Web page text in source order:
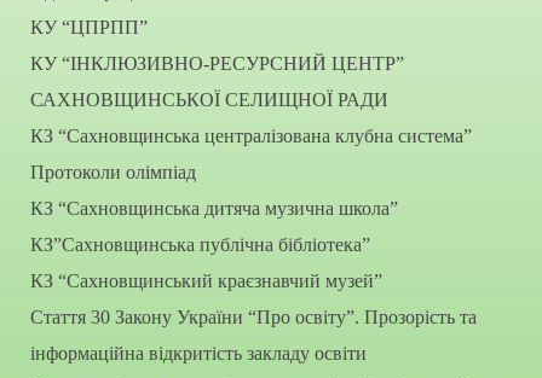
КУ “ЦПРПП”
КУ “ІНКЛЮЗИВНО-РЕСУРСНИЙ ЦЕНТР”
САХНОВЩИНСЬКОЇ СЕЛИЩНОЇ РАДИ
КЗ “Сахновщинська централізована клубна система”
Протоколи олімпіад
КЗ “Сахновщинська дитяча музична школа”
КЗ”Сахновщинська публічна бібліотека”
КЗ “Сахновщинський краєзнавчий музей”
Стаття 30 Закону України “Про освіту”. Прозорість та
інформаційна відкритість закладу освіти